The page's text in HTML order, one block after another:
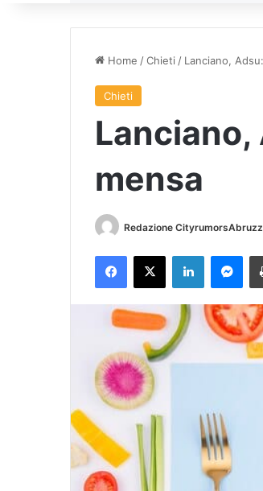
Home /Chieti / Lanciano,
Chieti
mensa
Redazione